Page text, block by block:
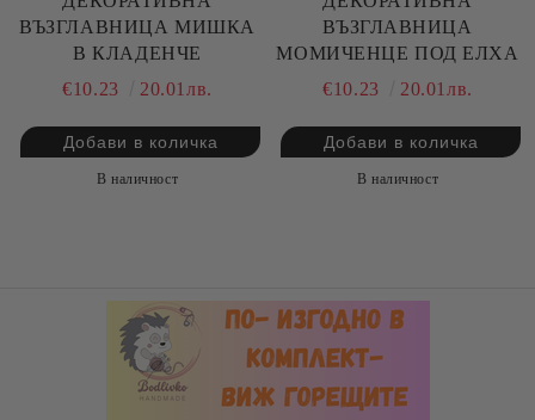
ВЪЗГЛАВНИЦА МИШКА
В КЛАДЕНЧЕ
€10.23
20.01лв.
В наличност
ВЪЗГЛАВНИЦА
МОМИЧЕНЦЕ ПОД ЕЛХА
€10.23
20.01лв.
В наличност